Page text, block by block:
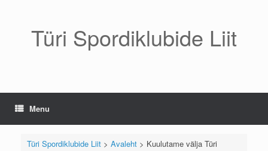
Türi Spordiklubide Liit
Menu
Türi Spordiklubide Liit> Avaleht> Kuulutame välja Türi